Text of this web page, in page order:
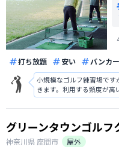
打ち放題 安い バンカー
小規模なゴルフ練習場です
きます。利用する頻度が
ビスがあり、仕事終わり
す。天然芝を使っていて、
グリーンタウンゴルフ
神奈川県 座間市
屋外